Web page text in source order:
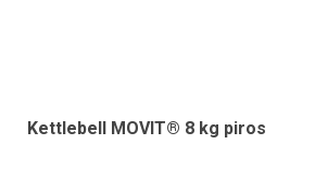
Kettlebell MOVIT® 8 kg piros